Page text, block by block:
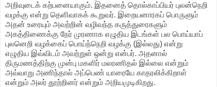
அறிவுடைக் கற்பனையாகும். இதனைத் தொல்காப்பியர் புலன்நெறி
வழக்கு என்று தெளிவாகக் கூறுவர். இறையனாரகப் பொருளும்
அதன் உரையும் அவற்றின் வழிவந்த கருத்துரைகளும்
அகத்திணைக்கு நேர் முரணாக எழுதிய இடங்கள் பல பொய்யாப்
புலனெறி வழக்கைப் பொய்ந்நெறி வழக்கு (இல்லது) என்று
எழுதிய இவ்விடம் அவற்றுள் ஒன்று என்பர். அதனால்
திருமணத்திற்கு முன்பு மகளிர் மலரணிதல் இல்லை என்றும்
அவ்வாறு அணிந்தால் அப்பெண் யாரையே காதரலிக்கிறாள்
என்றும் அலர் தூற்றினர் என்றும் அறியமுடிகிறது.